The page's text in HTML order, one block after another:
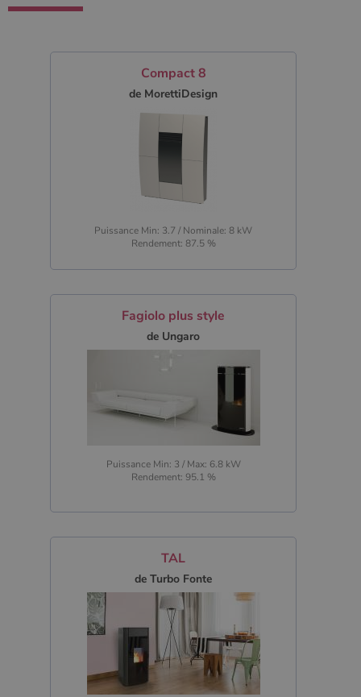
Compact 8
de MorettiDesign
Puissance Min: 3.7 / Nominale: 8 kW
Rendement: 87.5 %
Fagiolo plus style
de Ungaro
Puissance Min: 3 / Max: 6.8 kW
Rendement: 95.1 %
TAL
de Turbo Fonte